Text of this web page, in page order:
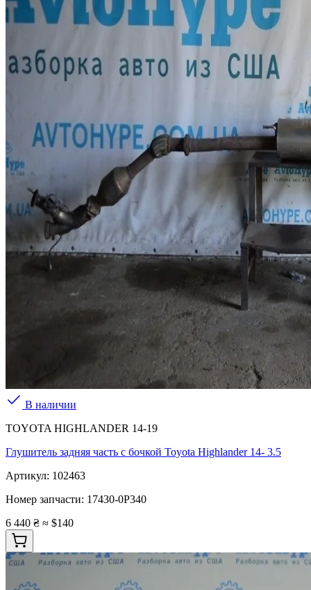
В наличии
TOYOTA HIGHLANDER 14-19
Глушитель задняя часть с бочкой Toyota Highlander 14- 3.5
Артикул: 102463
Номер запчасти: 17430-0P340
6 440 ₴ ≈ $140